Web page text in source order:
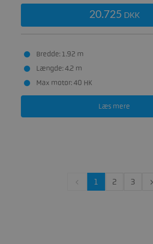
20.725 DKK
Bredde: 1.92 m
Længde: 4.2 m
Max motor: 40 HK
Læs mere
1 2 3